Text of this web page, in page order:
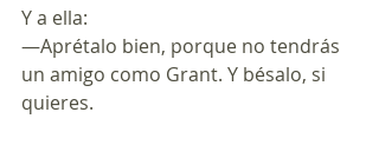
Y a ella:
—Aprétalo bien, porque no tendrás
un amigo como Grant. Y bésalo, si
quieres.